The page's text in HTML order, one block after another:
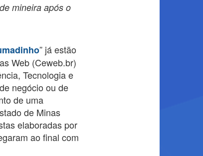
mineira após o
” já estão
Web (Ceweb.br)
Tecnologia e
negócio ou de
de uma
de Minas
elaboradas por
ao final com